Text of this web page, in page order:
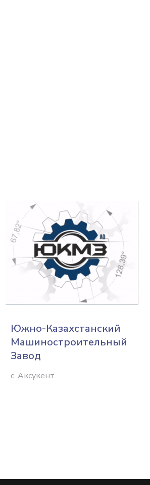
Южно-Казахстанский
Машиностроительный
Завод
с. Аксукент